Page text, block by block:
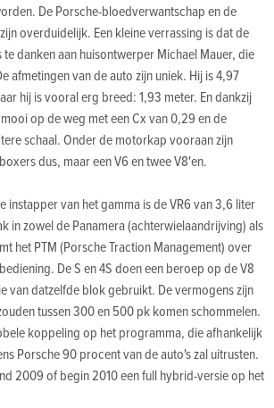
De Porsche-bloedverwantschap en de
overduidelijk. Een kleine verrassing is dat de
danken aan huisontwerper Michael Mauer, die
afmetingen van de auto zijn uniek. Hij is 4,97
hij is vooral erg breed: 1,93 meter. En dankzij
op de weg met een Cx van 0,29 en de
schaal. Onder de motorkap vooraan zijn
dus, maar een V6 en twee V8'en.
van het gamma is de VR6 van 3,6 liter
in zowel de Panamera (achterwielaandrijving) als
het PTM (Porsche Traction Management) over
De S en 4S doen een beroep op de V8
van datzelfde blok gebruikt. De vermogens zijn
tussen 300 en 500 pk komen schommelen.
koppeling op het programma, die afhankelijk
Porsche 90 procent van de auto's zal uitrusten.
2009 of begin 2010 een full hybrid-versie op het